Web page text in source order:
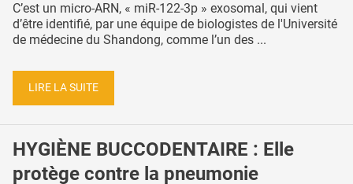
C’est un micro-ARN, « miR-122-3p » exosomal, qui vient
d’être identifié, par une équipe de biologistes de l'Université
de médecine du Shandong, comme l’un des ...
LIRE LA SUITE
HYGIÈNE BUCCODENTAIRE : Elle
protège contre la pneumonie